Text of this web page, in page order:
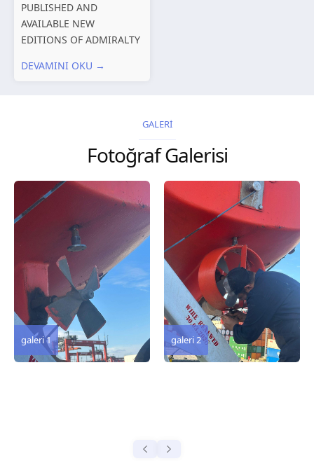
PUBLISHED AND
AVAILABLE NEW
EDITIONS OF ADMIRALTY
PUBLICATIONS New
remarks 67 Gulf of...
DEVAMINI OKU →
GALERİ
Fotoğraf Galerisi
galeri 2
galeri 3